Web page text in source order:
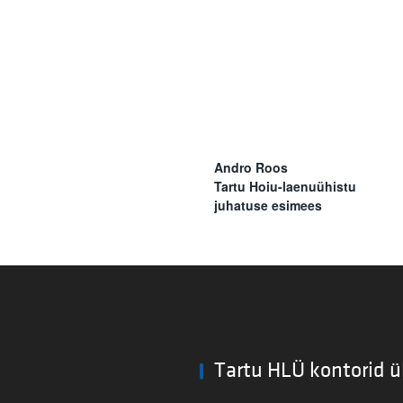
Andro Roos
Tartu Hoiu-laenuühistu
juhatuse esimees
Tartu HLÜ kontorid